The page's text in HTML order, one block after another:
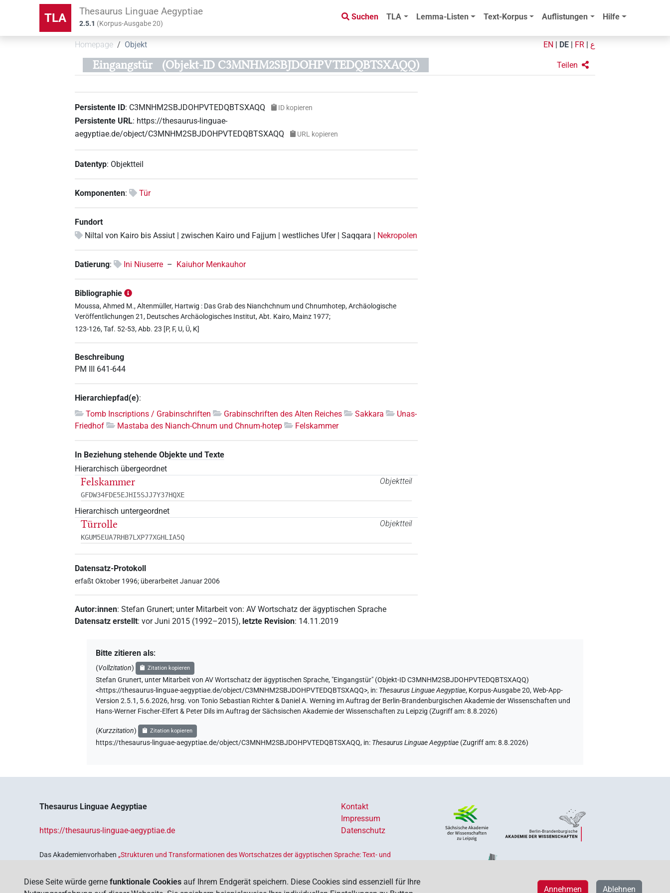
TLA Thesaurus Linguae Aegyptiae
2.5.1 (Korpus-Ausgabe20)
Suchen TLA Lemma-Listen Text-Korpus Auflistungen Hilfe
Homepage Objekt EN DE FR ع
Eingangstür (Objekt-ID C3MNHM2SBJDOHPVTEDQBTSXAQQ) Teilen
Persistente ID: C3MNHM2SBJDOHPVTEDQBTSXAQQ ID kopieren
Persistente URL: https://thesaurus-linguae-
aegyptiae.de/object/C3MNHM2SBJDOHPVTEDQBTSXAQQ
URL kopieren
Datentyp: Objektteil
Komponenten: Tür
Fundort
Niltal von Kairo bis Assiut | zwischen Kairo und Fajjum | westliches Ufer | Saqqara | Nekropolen
Datierung: Ini Niuserre – Kaiuhor Menkauhor
Bibliographie
Moussa, Ahmed M., Altenmüller, Hartwig : Das Grab des Nianchchnum und Chnumhotep, Archäologische
Veröffentlichungen 21, Deutsches Archäologisches Institut, Abt. Kairo, Mainz 1977;
123-126, Taf. 52-53, Abb. 23 [P, F, U, Ü, K]
Beschreibung
PM III 641-644
Hierarchiepfad(e):
Tomb Inscriptions / Grabinschriften
Grabinschriften des Alten Reiches Sakkara
Unas-
Friedhof
Mastaba des Nianch-Chnum und Chnum-hotep Felskammer
In Beziehung stehende Objekte und Texte
Hierarchisch übergeordnet
Objektteil
Felskammer
GFDW34FDE5EJHI5SJJ7Y37HQXE
Hierarchisch untergeordnet
Objektteil
Türrolle
KGUM5EUA7RHB7LXP77XGHLIA5Q
Datensatz-Protokoll
erfaßt Oktober 1996; überarbeitet Januar 2006
Autor:innen:Stefan Grunert; unter Mitarbeit von:AV Wortschatz der ägyptischen Sprache
Datensatz erstellt:vor Juni 2015 (1992–2015), letzte Revision: 14.11.2019
Bitte zitieren als:
(Vollzitation) Zitation kopieren
Stefan Grunert, unter Mitarbeit von AV Wortschatz der ägyptischen Sprache, "Eingangstür" (Objekt-ID C3MNHM2SBJDOHPVTEDQBTSXAQQ)
<https://thesaurus-linguae-aegyptiae.de/object/C3MNHM2SBJDOHPVTEDQBTSXAQQ>, in: Thesaurus Linguae Aegyptiae, Korpus-Ausgabe 20, Web-App-
Version 2.5.1, 5.6.2026, hrsg. von Tonio Sebastian Richter & Daniel A. Werning im Auftrag der Berlin-Brandenburgischen Akademie der Wissenschaften und
Hans-Werner Fischer-Elfert & Peter Dils im Auftrag der Sächsischen Akademie der Wissenschaften zu Leipzig (Zugriff am:8.8.2026)
(Kurzzitation) Zitation kopieren
https://thesaurus-linguae-aegyptiae.de/object/C3MNHM2SBJDOHPVTEDQBTSXAQQ, in: Thesaurus Linguae Aegyptiae (Zugriff am:8.8.2026)
Thesaurus Linguae Aegyptiae
https://thesaurus-linguae-aegyptiae.de
Kontakt
Impressum
Datenschutz
Das Akademienvorhaben„Strukturen und Transformationen des Wortschatzes der ägyptischen Sprache: Text- und
Deutschen Akademien der Wissenschaften.
Diese Seite würde gerne funktionale Cookies auf Ihrem Endgerät speichern. Diese Cookies sind essenziell für Ihre
Ablehnen
Annehmen